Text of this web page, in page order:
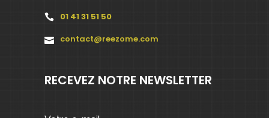
01 41 31 51 50
contact@reezome.com
RECEVEZ NOTRE NEWSLETTER